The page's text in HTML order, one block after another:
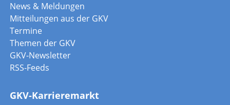
News & Meldungen
Mitteilungen aus der GKV
Termine
Themen der GKV
GKV-Newsletter
RSS-Feeds
GKV-Karrieremarkt